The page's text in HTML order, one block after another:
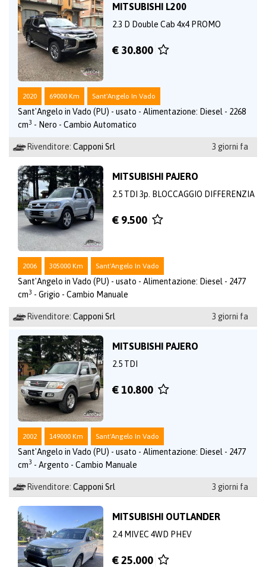
MITSUBISHI L200
2.3 D Double Cab 4x4 PROMO
€ 30.800
2020 69000 Km Sant'Angelo In Vado
Sant'Angelo in Vado (PU) - usato - Alimentazione: Diesel - 2268
cm3 - Nero - Cambio Automatico
Rivenditore: Capponi Srl 3 giorni fa
MITSUBISHI PAJERO
2.5 TDI 3p. BLOCCAGGIO DIFFERENZIA
€ 9.500
2006 305000 Km Sant'Angelo In Vado
Sant'Angelo in Vado (PU) - usato - Alimentazione: Diesel - 2477
cm3 - Grigio - Cambio Manuale
Rivenditore: Capponi Srl 3 giorni fa
MITSUBISHI PAJERO
2.5 TDI
€ 10.800
2002 149000 Km Sant'Angelo In Vado
Sant'Angelo in Vado (PU) - usato - Alimentazione: Diesel - 2477
cm3 - Argento - Cambio Manuale
Rivenditore: Capponi Srl 3 giorni fa
MITSUBISHI OUTLANDER
2.4 MIVEC 4WD PHEV
€ 25.000